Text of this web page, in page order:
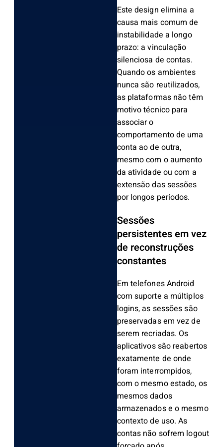
Este design elimina a
causa mais comum de
instabilidade a longo
prazo: a vinculação
silenciosa de contas.
Quando os ambientes
nunca são reutilizados,
as plataformas não têm
motivo técnico para
associar o
comportamento de uma
conta ao de outra,
mesmo com o aumento
da atividade ou com a
extensão das sessões
por longos períodos.
Sessões
persistentes em vez
de reconstruções
constantes
Em telefones Android
com suporte a múltiplos
logins, as sessões são
preservadas em vez de
serem recriadas. Os
aplicativos são reabertos
exatamente de onde
foram interrompidos,
com o mesmo estado, os
mesmos dados
armazenados e o mesmo
contexto de uso. As
contas não sofrem logout